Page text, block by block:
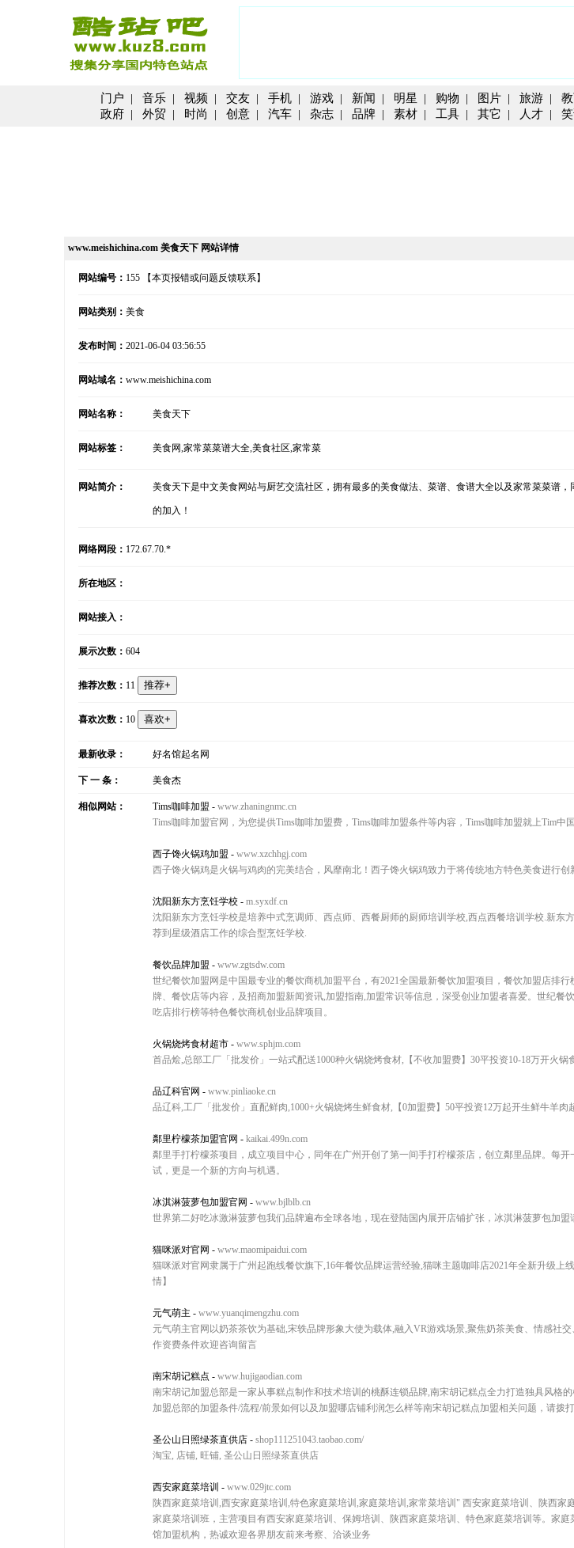
门户 | 音乐 | 视频 | 交友 | 手机 | 游戏 | 新闻 | 明星 | 购物 | 图片 | 旅游 |
政府 | 外贸 | 时尚 | 创意 | 汽车 | 杂志 | 品牌 | 素材 | 工具 | 其它 | 人才 |
www.meishichina.com 美食天下 网站详情
网站编号： 155 【本页报错或问题反馈联系】
网站类别： 美食
发布时间： 2021-06-04 03:56:55
网站域名： www.meishichina.com
网站名称： 美食天下
网站标签： 美食网,家常菜菜谱大全,美食社区,家常菜
网站简介： 美食天下是中文美食网站与厨艺交流社区，拥有最多的美食做法、菜谱、食谱大全以及家常菜菜谱
的加入！
网络网段： 172.67.70.*
所在地区：
网站接入：
展示次数： 604
推荐次数： 11
喜欢次数： 10
最新收录： 好名馆起名网
下 一 条： 美食杰
相似网站： Tims咖啡加盟 - www.zhaningnmc.cn
Tims咖啡加盟官网，为您提供Tims咖啡加盟费，Tims咖啡加盟条件等内容，Tims咖啡加盟就上Tim中国
西子馋火锅鸡加盟 - www.xzchhgj.com
西子馋火锅鸡是火锅与鸡肉的完美结合，风靡南北！西子馋火锅鸡致力于将传统地方特色美食进行创
沈阳新东方烹饪学校 - m.syxdf.cn
沈阳新东方烹饪学校是培养中式烹调师、西点师、西餐厨师的厨师培训学校,西点西餐培训学校.新东
荐到星级酒店工作的综合型烹饪学校.
餐饮品牌加盟 - www.zgtsdw.com
世纪餐饮加盟网是中国最专业的餐饮商机加盟平台，有2021全国最新餐饮加盟项目，餐饮加盟店排
牌、餐饮店等内容，及招商加盟新闻资讯,加盟指南,加盟常识等信息，深受创业加盟者喜爱。世纪餐
吃店排行榜等特色餐饮商机创业品牌项目。
火锅烧烤食材超市 - www.sphjm.com
首品烩,总部工厂「批发价」一站式配送1000种火锅烧烤食材,【不收加盟费】30平投资10-18万开火锅
品辽科官网 - www.pinliaoke.cn
品辽科,工厂「批发价」直配鲜肉,1000+火锅烧烤生鲜食材,【0加盟费】50平投资12万起开生鲜牛羊肉
鄰里柠檬茶加盟官网 - kaikai.499n.com
鄰里手打柠檬茶项目，成立项目中心，同年在广州开创了第一间手打柠檬茶店，创立鄰里品牌。每
试，更是一个新的方向与机遇。
冰淇淋菠萝包加盟官网 - www.bjlblb.cn
世界第二好吃冰激淋菠萝包我们品牌遍布全球各地，现在登陆国内展开店铺扩张，冰淇淋菠萝包加盟
猫咪派对官网 - www.maomipaidui.com
猫咪派对官网隶属于广州起跑线餐饮旗下,16年餐饮品牌运营经验,猫咪主题咖啡店2021年全新升级
情】
元气萌主 - www.yuanqimengzhu.com
元气萌主官网以奶茶茶饮为基础,宋轶品牌形象大使为载体,融入VR游戏场景,聚焦奶茶美食、情感社
作资费条件欢迎咨询留言
南宋胡记糕点 - www.hujigaodian.com
南宋胡记加盟总部是一家从事糕点制作和技术培训的桃酥连锁品牌,南宋胡记糕点全力打造独具风格
加盟总部的加盟条件/流程/前景如何以及加盟哪店铺利润怎么样等南宋胡记糕点加盟相关问题，请拨打
圣公山日照绿茶直供店 - shop111251043.taobao.com/
淘宝, 店铺, 旺铺, 圣公山日照绿茶直供店
西安家庭菜培训 - www.029jtc.com
陕西家庭菜培训,西安家庭菜培训,特色家庭菜培训,家庭菜培训,家常菜培训" 西安家庭菜培训、陕西家
家庭菜培训班，主营项目有西安家庭菜培训、保姆培训、陕西家庭菜培训、特色家庭菜培训等。家
馆加盟机构，热诚欢迎各界朋友前来考察、洽谈业务